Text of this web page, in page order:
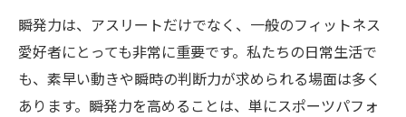
瞬発力トレーニングに取り組む心構え
充実したフィットネスライフを手に入れるため
の旅の終わり
瞬発力は、アスリートだけでなく、一般のフィットネス
愛好者にとっても非常に重要です。私たちの日常生活で
も、素早い動きや瞬時の判断力が求められる場面は多く
あります。瞬発力を高めることは、単にスポーツパフォ